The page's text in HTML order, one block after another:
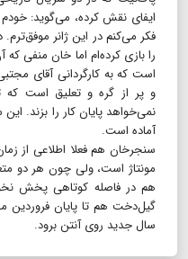
ایفای نقش کرده، می‌گوید:
فکر می‌کنم در این ژانر
را بازی کرده‌ام اما خان منفی
است که به کارگردانی آقای
و پر از گره و تعلیق است که
نمی‌خواهد پایان کار را بزند.
آماده است.
سنجرخان هم فعلا اطلاعی از
مونتاژ است، ولی چون هر دو
هم در فاصله کوتاهی پخش
گیل‌دخت هم تا پایان فروردین
سال جدید روی آنتن برود.